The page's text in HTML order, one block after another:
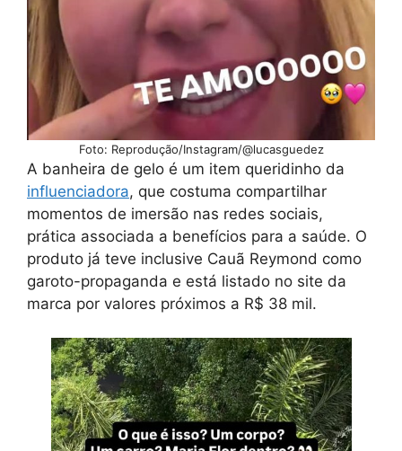
Foto: Reprodução/Instagram/@lucasguedez
A banheira de gelo é um item queridinho da
influenciadora, que costuma compartilhar
momentos de imersão nas redes sociais,
prática associada a benefícios para a saúde. O
produto já teve inclusive Cauã Reymond como
garoto-propaganda e está listado no site da
marca por valores próximos a R$ 38 mil.